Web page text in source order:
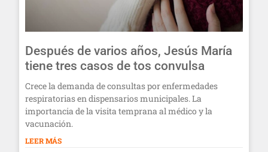
Después de varios años, Jesús María
tiene tres casos de tos convulsa
Crece la demanda de consultas por enfermedades
respiratorias en dispensarios municipales. La
importancia de la visita temprana al médico y la
vacunación.
LEER MÁS